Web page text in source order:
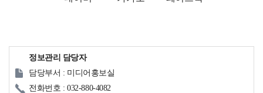
정보관리 담당자
담당부서 : 미디어홍보실
전화번호 : 032-880-4082